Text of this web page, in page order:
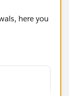
here you